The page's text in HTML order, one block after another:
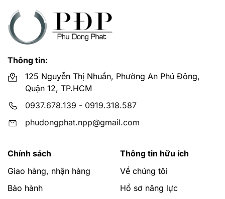
Thông tin:
125 Nguyễn Thị Nhuần, Phường An Phú Đông,
Quận 12, TP.HCM
0937.678.139 - 0919.318.587
phudongphat.npp@gmail.com
Chính sách
Giao hàng, nhận hàng
Bảo hành
Thông tin hữu ích
Về chúng tôi
Hồ sơ năng lực